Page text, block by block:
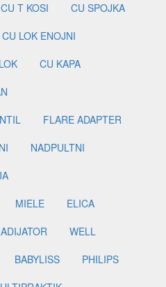
CU T KOSI
CU SPOJKA
CU LOK ENOJNI
CU KAPA
FLARE ADAPTER
NADPULTNI
MIELE
ELICA
WELL
BABYLISS
PHILIPS